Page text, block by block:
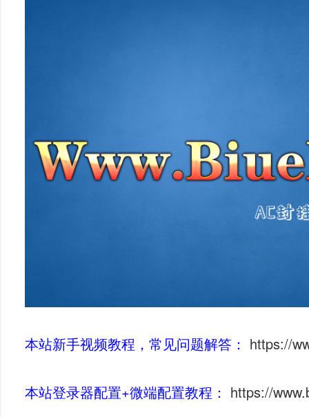
本站新手视频教程，常见问题解答： https://
本站登录器配置+微端配置教程： https://